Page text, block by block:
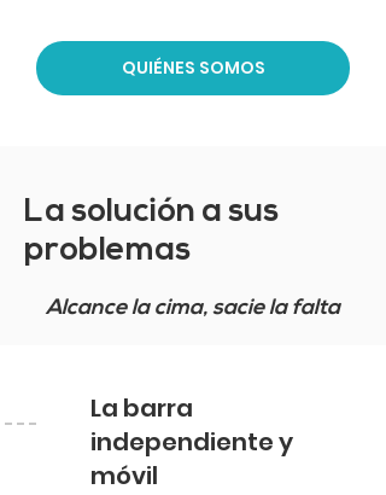
QUIÉNES SOMOS
La solución a sus
problemas
Alcance la cima, sacie la falta
La barra
independiente y
móvil